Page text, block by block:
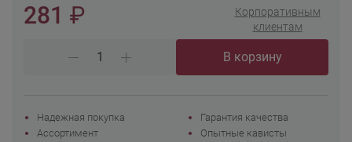
281 ₽
Корпоративным
клиентам
В корзину
Надежная покупка
Гарантия качества
Ассортимент
Опытные кависты